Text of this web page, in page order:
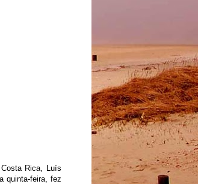
Costa Rica, Luís
quinta-feira, fez